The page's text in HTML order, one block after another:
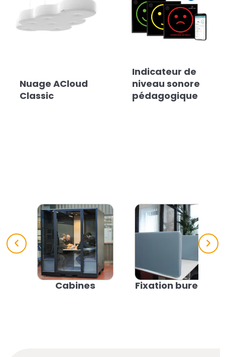
Nuage ACloud
Classic
Indicateur de
niveau sonore
pédagogique
Cabines Fixation bureau